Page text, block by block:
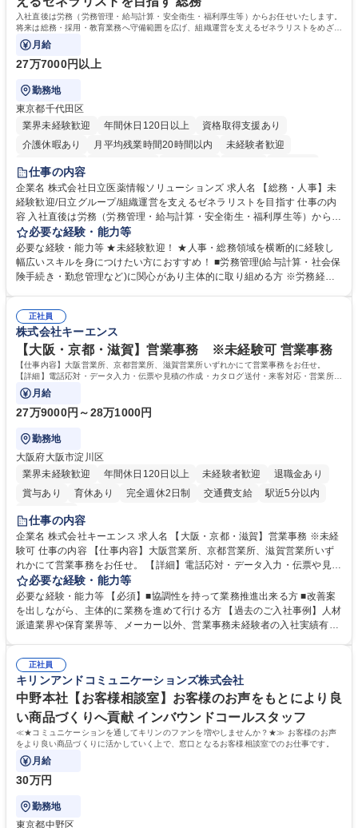
歴・資格 学歴：大学院 大学 高専 短大 専修学校 高校 語学力： 資格：日商
簿記検定1級 日商簿記検定2級 日商簿記検定3級
入社直後は労務（労務管理・給与計算・安全衛生・福利厚生等）からお任せいたします。
将来は総務・採用・教育業務へ守備範囲を広げ、組織運営を支えるゼネラリストをめざせ
ます。
月給
27万7000円以上
勤務地
東京都千代田区
業界未経験歓迎
年間休日120日以上
資格取得支援あり
介護休暇あり
月平均残業時間20時間以内
未経験者歓迎
住宅手当あり
育休あり
完全週休2日制 交通費支給 土日祝休み 寮・社宅あり
仕事の内容
企業名 株式会社日立医薬情報ソリューションズ 求人名 【総務・人事】未
経験歓迎/日立グループ/組織運営を支えるゼネラリストを目指す 仕事の内
容 入社直後は労務（労務管理・給与計算・安全衛生・福利厚生等）からお
任せいたします。将来は総務・採用・教育業務へ守備範囲を広げ、組織運
営を支えるゼネラリストをめざせます。 ・初期業務：労働時間管理、給与
計算、社会保険対応、福利厚生管理、安全衛生、健康経営推進等をお任せ
します。ご経験に応じて、休職者管理など、幅広く経験を積んでいただき
幅広く経験を積みたい意欲がある方に最適な環境です。 募集職種 【総
務・人事】未経験歓迎/日立グループ/組織運営を支えるゼネラリストを目
指す
必要な経験・能力等
必要な経験・能力等 ★未経験歓迎！ ★人事・総務領域を横断的に経験し
幅広いスキルを身につけたい方におすすめ！ ■労務管理(給与計算・社会保
険手続き・勤怠管理など)に関心があり主体的に取り組める方 ※労務経験
のご経験 ■労務管理（給与計算・社会保険手続き・勤怠管理など）の経験
■衛生管理者の資格をお持ちの方 学歴・資格 学歴：大学院 大学 高専 短大
専修学校 高校 語学力： 資格：
正社員
株式会社キーエンス
【大阪・京都・滋賀】営業事務 ※未経験可 営業事務
【仕事内容】大阪営業所、京都営業所、滋賀営業所いずれかにて営業事務をお任せ。
【詳細】電話応対・データ入力・伝票や見積の作成・カタログ送付・来客対応・営業所内
で発生する事務業務や業務改善をお任せ。
月給
27万9000円～28万1000円
勤務地
大阪府大阪市淀川区
業界未経験歓迎
年間休日120日以上 未経験者歓迎
退職金あり
賞与あり
育休あり 完全週休2日制 交通費支給
駅近5分以内
土日祝休み
仕事の内容
企業名 株式会社キーエンス 求人名 【大阪・京都・滋賀】営業事務 ※未経
験可 仕事の内容 【仕事内容】大阪営業所、京都営業所、滋賀営業所いず
れかにて営業事務をお任せ。 【詳細】電話応対・データ入力・伝票や見積
の作成・カタログ送付・来客対応・営業所内で発生する事務業務や業務改
善をお任せ。 【教育制度】ご入社後、育成担当とペアになりながらOJTに
て業務を覚えていただくことが可能です。業務システムがきちんと構築さ
れているため、スムーズに仕事に慣れることができる環境です。また、
募集職種 【大阪・京都・滋賀】営業事務 ※未経験可
必要な経験・能力等
必要な経験・能力等 【必須】■協調性を持って業務推進出来る方 ■改善案
を出しながら、主体的に業務を進めて行ける方 【過去のご入社事例】人材
派遣業界や保育業界等、メーカー以外、営業事務未経験者の入社実績有
えて、お客様や社員の状況に合わせ、能動的なサポート、改善の動きも期
待され。組織を支えるスペシャリストとして、チームに貢献し、結果的に
社員から頼られる存在になることができます。平均19:30の退勤以降の業
務の持ち帰りも禁止されており、メリハリのある働き方となります。 学
歴・資格 学歴：大学院 大学 高専 短大 語学力： 資格：
正社員
キリンアンドコミュニケーションズ株式会社
中野本社【お客様相談室】お客様のお声をもとにより良
い商品づくりへ貢献 インバウンドコールスタッフ
≪★コミュニケーションを通してキリンのファンを増やしませんか？★≫ お客様のお声
をより良い商品づくりに活かしていく上で、窓口となるお客様相談室でのお仕事です。
月給
30万円
勤務地
東京都中野区